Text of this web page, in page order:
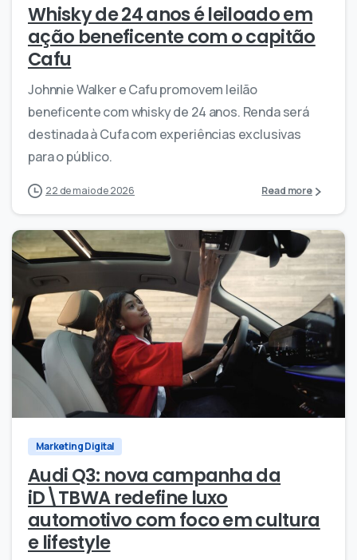
Whisky de 24 anos é leiloado em
ação beneficente com o capitão
Cafu
Johnnie Walker e Cafu promovem leilão
beneficente com whisky de 24 anos. Renda será
destinada à Cufa com experiências exclusivas
para o público.
22 de maio de 2026 Read more
Marketing Digital
Audi Q3: nova campanha da
iD\TBWA redefine luxo
automotivo com foco em cultura
e lifestyle